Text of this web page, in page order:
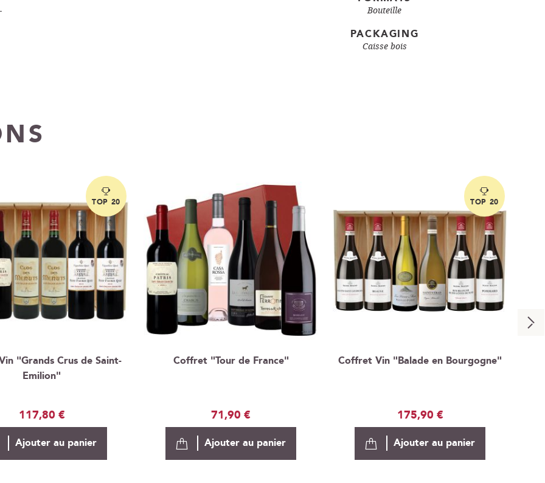
Bouteille
PACKAGING
Caisse bois
"Grands Crus de Saint-
Emilion"
117,80 €
TOP 20
Ajouter au panier
Coffret "Tour de France"
71,90 €
Ajouter au panier
Coffret Vin "Balade en Bourgogne"
175,90 €
TOP 20
Ajouter au panier